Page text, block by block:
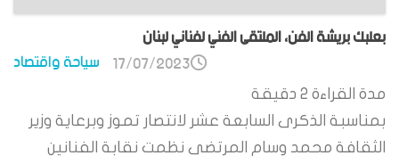
بعلبك بريشة الفن، الملتقى الفني لفناني لبنان
سياحة واقتصاد 17/07/2023
مدة القراءة 2 دقيقة
بمناسبة الذكرى السابعة عشر لانتصار تموز وبرعاية وزير
الثقافة محمد وسام المرتضى نظمت نقابة الفنانين